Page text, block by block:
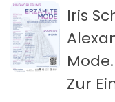
Iris
Zur